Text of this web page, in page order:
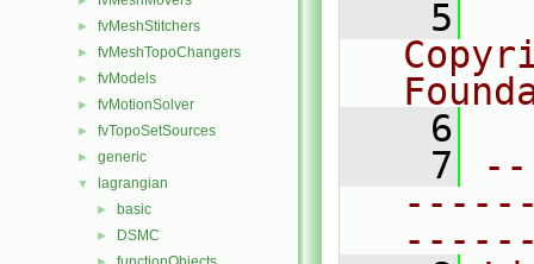
► fvMeshStitchers
► fvMeshTopoChangers
► fvModels
► fvMotionSolver
► fvTopoSetSources
► generic
▼ lagrangian
► basic
► DSMC
    5
    6
    7